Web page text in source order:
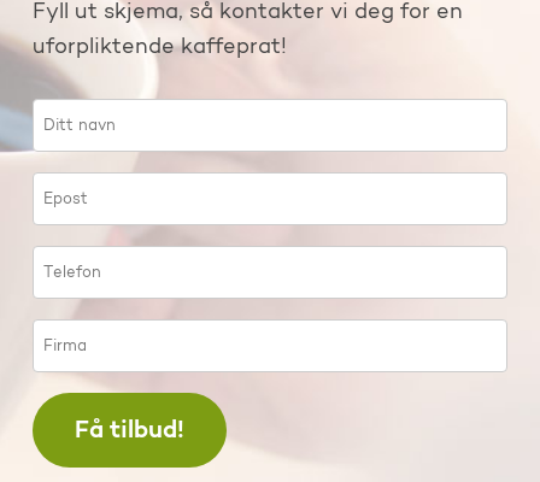
Fyll ut skjema, så kontakter vi deg for en
uforpliktende kaffeprat!